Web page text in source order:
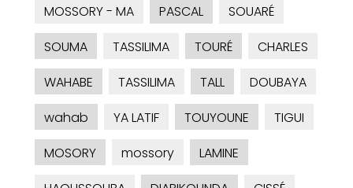
MOSSORY - MA
PASCAL
SOUARÉ
SOUMA
TASSILIMA TOURÉ
CHARLES
WAHABE
TASSILIMA TALL
DOUBAYA
wahab
YA LATIF TOUYOUNE
TIGUI
MOSORY
mossory
LAMINE